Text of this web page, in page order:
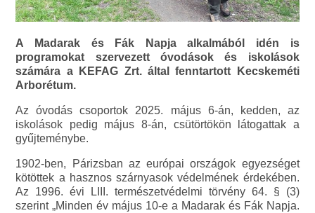
A Madarak és Fák Napja alkalmából idén is
programokat szervezett óvodások és iskolások
számára a KEFAG Zrt. által fenntartott Kecskeméti
Arborétum.
Az óvodás csoportok 2025. május 6-án, kedden, az
iskolások pedig május 8-án, csütörtökön látogattak a
gyűjteménybe.
1902-ben, Párizsban az európai országok egyezséget
kötöttek a hasznos szárnyasok védelmének érdekében.
Az 1996. évi LIII. természetvédelmi törvény 64. § (3)
szerint „Minden év május 10-e a Madarak és Fák Napja.